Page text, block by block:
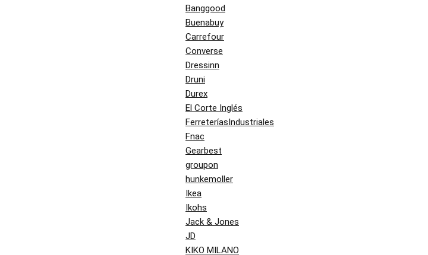
Banggood
Buenabuy
Carrefour
Converse
Dressinn
Druni
Durex
El Corte Inglés
FerreteríasIndustriales
Fnac
Gearbest
groupon
hunkemoller
Ikea
Ikohs
Jack & Jones
JD
KIKO MILANO